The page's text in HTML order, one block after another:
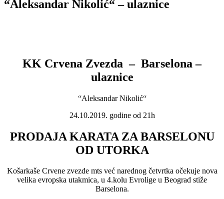
“Aleksandar Nikolić“ – ulaznice
KK Crvena Zvezda – Barselona –
ulaznice
“Aleksandar Nikolić“
24.10.2019. godine od 21h
PRODAJA KARATA ZA BARSELONU
OD UTORKA
Košarkaše Crvene zvezde mts već narednog četvrtka očekuje nova
velika evropska utakmica, u 4.kolu Evrolige u Beograd stiže
Barselona.